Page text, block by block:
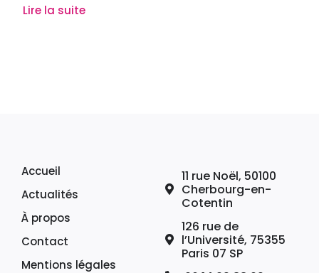
Lire la suite
Accueil
Actualités
À propos
Contact
Mentions légales
11 rue Noël, 50100
Cherbourg-en-
Cotentin
126 rue de
l’Université, 75355
Paris 07 SP